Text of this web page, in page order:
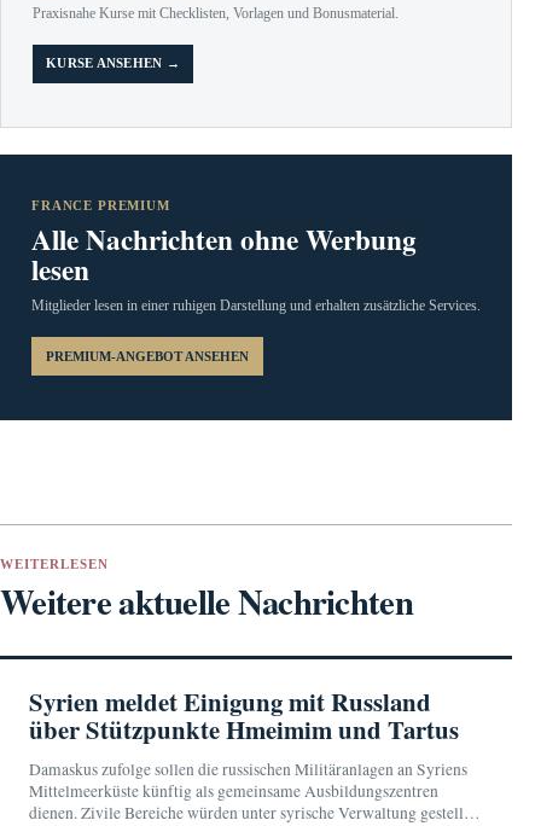
Praxisnahe Kurse mit Checklisten, Vorlagen und Bonusmaterial.
KURSE ANSEHEN →
FRANCE PREMIUM
Alle Nachrichten ohne Werbung
lesen
Mitglieder lesen in einer ruhigen Darstellung und erhalten zusätzliche Services.
PREMIUM-ANGEBOT ANSEHEN
WEITERLESEN
Weitere aktuelle Nachrichten
Syrien meldet Einigung mit Russland
über Stützpunkte Hmeimim und Tartus
Damaskus zufolge sollen die russischen Militäranlagen an Syriens
Mittelmeerküste künftig als gemeinsame Ausbildungszentren
dienen. Zivile Bereiche würden unter syrische Verwaltung gestellt.